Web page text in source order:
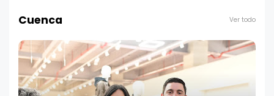
Cuenca Ver todo